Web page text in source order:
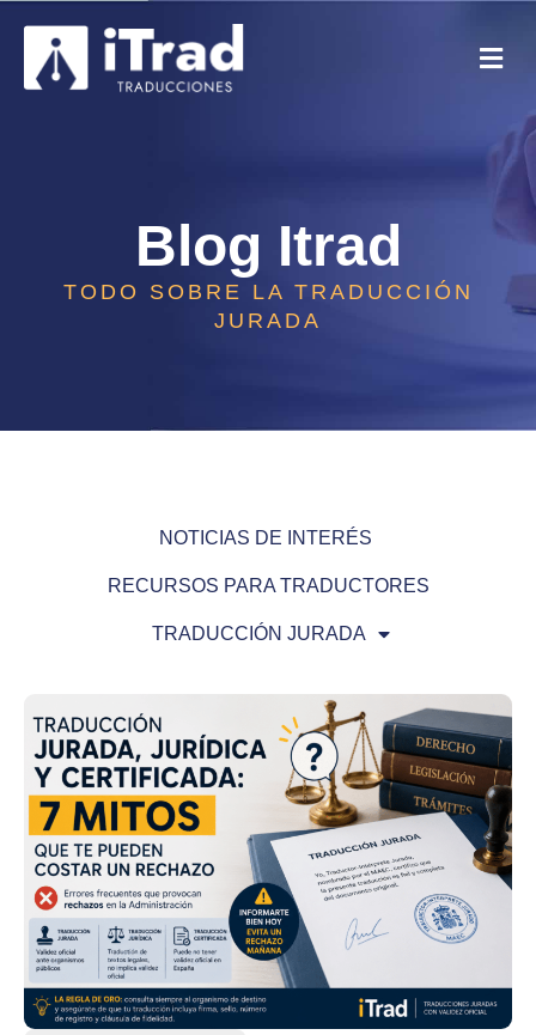
Blog Itrad
TODO SOBRE LA TRADUCCIÓN
JURADA
NOTICIAS DE INTERÉS
RECURSOS PARA TRADUCTORES
TRADUCCIÓN JURADA